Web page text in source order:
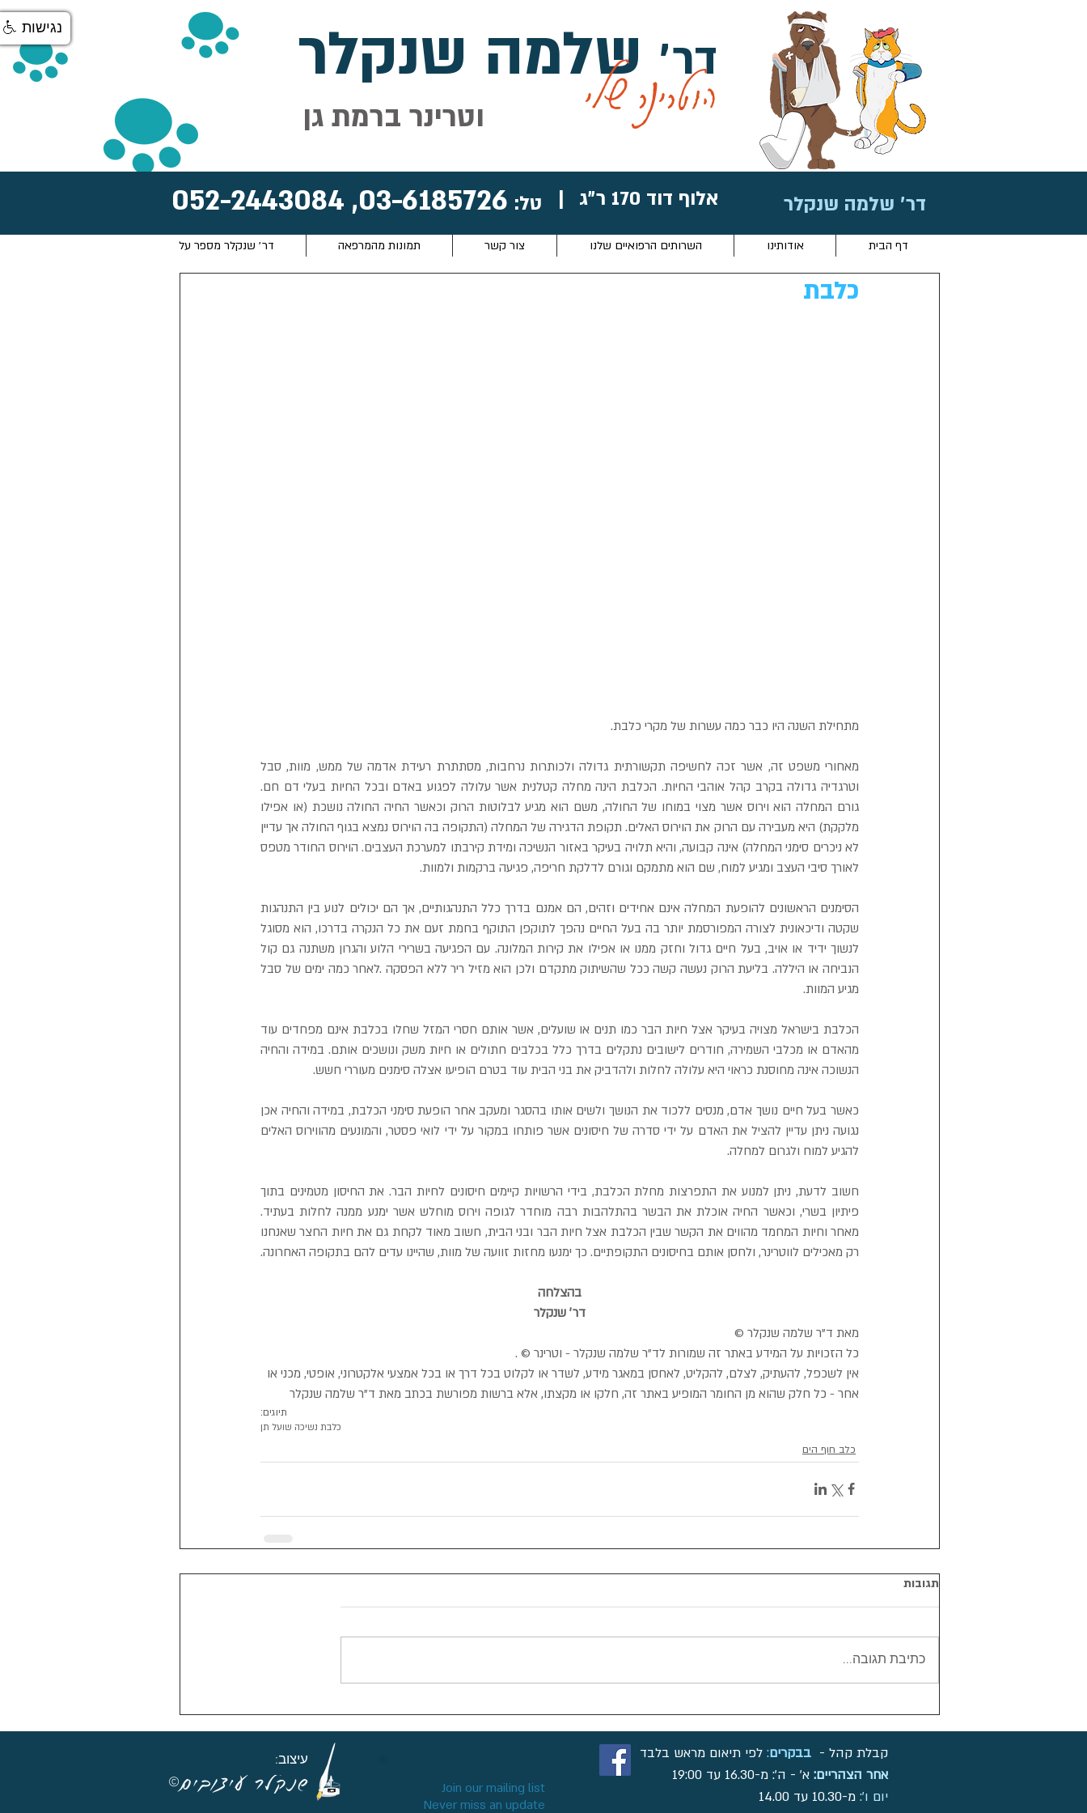
טל: 03-6185726
,
052-2443084 | אלוף דוד 170 ר״ג דר׳ שלמה שנקלר
וטרינר ברמת גן
דר׳ שלמה שנקלרהוטרינר שלי
דף הבית אודותינו השרותים הרפואיים שלנו צור קשר תמונות מהמרפאה דר׳ שנקלר מספר על
כלבת
מתחילת השנה היו כבר כמה עשרות של מקרי כלבת.
לאורך סיבי העצב ומגיע למוח, שם הוא מתמקם וגורם לדלקת חריפה, פגיעה ברקמות ולמוות.
מגיע המוות.
הנשוכה אינה מחוסנת כראוי היא עלולה לחלות ולהדביק את בני הבית עוד בטרם הופיעו אצלה סימנים מעוררי חשש.
להגיע למוח ולגרום למחלה.
רק מאכילים לווטרינר, ולחסן אותם בחיסונים התקופתיים. כך ימנעו מחזות זוועה של מוות, שהיינו עדים להם בתקופה האחרונה.
בהצלחה
דר׳ שנקלר
מאת ד"ר שלמה שנקלר ©
כל הזכויות על המידע באתר זה שמורות לד"ר שלמה שנקלר - וטרינר © .
אין לשכפל, להעתיק, לצלם, להקליט, לאחסן במאגר מידע, לשדר או לקלוט בכל דרך או בכל אמצעי אלקטרוני, אופטי, מכני או
אחר - כל חלק שהוא מן החומר המופיע באתר זה, חלקו או מקצתו, אלא ברשות מפורשת בכתב מאת ד"ר שלמה שנקלר
תיוגים:
כלבת נשיכה שועל תן
כלב חוף הים
תגובות
כתיבת תגובה...
עיצוב:
©
קבלת קהל - בבקרים: לפי תיאום מראש בלבד
אחר הצהריים: א' - ה': מ-16.30 עד 19:00
יום ו': מ-10.30 עד 14.00
Join our mailing list
Never miss an update
נגישות